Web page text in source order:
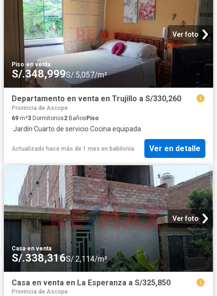
Ver foto
Piso·en venta
S/.348,999S/.5,057/m²
Departamento en venta en Trujillo a S/330,260
Provincia de Ascope
69 m²3 Dormitorios2 BañosPiso
·Jardín·Cuarto de servicio·Cocina equipada
Actualizado hace más de 1 mes en babilonia Ver en detalle
Ver foto
Casa·en venta
S/.338,316S/.2,114/m²
Casa en venta en La Esperanza a S/325,850
Provincia de Ascope